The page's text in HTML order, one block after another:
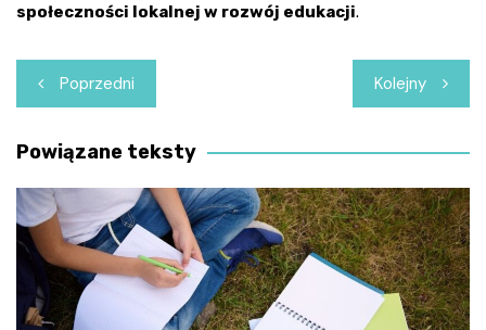
społeczności lokalnej w rozwój edukacji.
Nawigacja
wpisu
Poprzedni Kolejny
Powiązane teksty